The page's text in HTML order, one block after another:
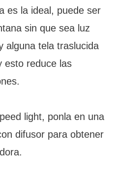
es la ideal, puede ser
sin que sea luz
alguna tela traslucida
esto reduce las
light, ponla en una
difusor para obtener